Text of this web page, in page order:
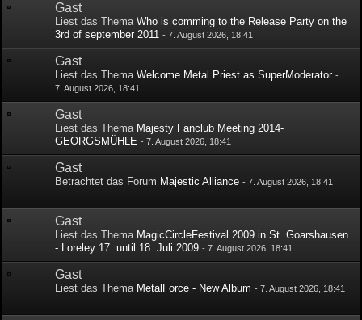
Gast
Liest das ThemaWho is comming to the Release Party on the
3rd of september 2011 -7. August 2026, 18:41
Gast
Liest das ThemaWelcome Metal Priest as SuperModerator -
7. August 2026, 18:41
Gast
Liest das Thema Majesty Fanclub Meeting 2014-
GEORGSMÜHLE -7. August 2026, 18:41
Gast
Betrachtet das Forum Majestic Alliance -7. August 2026, 18:41
Gast
Liest das Thema MagicCircleFestival 2009 in St. Goarshausen
- Loreley 17. until 18. Juli 2009 -7. August 2026, 18:41
Gast
Liest das Thema MetalForce - New Album -7. August 2026, 18:41